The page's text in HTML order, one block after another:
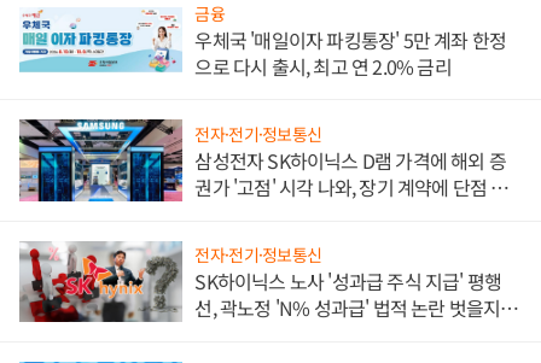
금융
우체국 '매일이자 파킹통장' 5만 계좌 한정
으로 다시 출시, 최고 연 2.0% 금리
전자·전기·정보통신
삼성전자 SK하이닉스 D램 가격에 해외 증
권가 '고점' 시각 나와, 장기 계약에 단점 부
전자·전기·정보통신
SK하이닉스 노사 '성과급 주식 지급' 평행
선, 곽노정 'N% 성과급' 법적 논란 벗을지 주